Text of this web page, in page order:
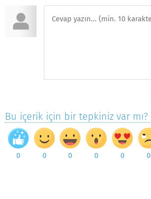
Bu içerik için bir tepkiniz var mı?
0 0 0 0 0 0